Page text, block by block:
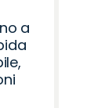
a